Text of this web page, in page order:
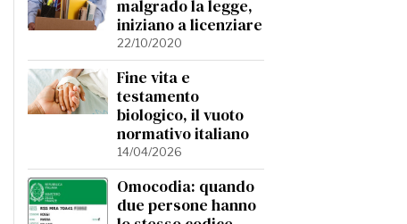
malgrado la legge,
iniziano a licenziare
22/10/2020
Fine vita e
testamento
biologico, il vuoto
normativo italiano
14/04/2026
Omocodia: quando
due persone hanno